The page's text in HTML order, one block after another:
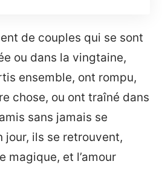
de couples qui se sont
ou dans la vingtaine,
ensemble, ont rompu,
chose, ou ont traîné dans
sans jamais se
jour, ils se retrouvent,
magique, et l’amour